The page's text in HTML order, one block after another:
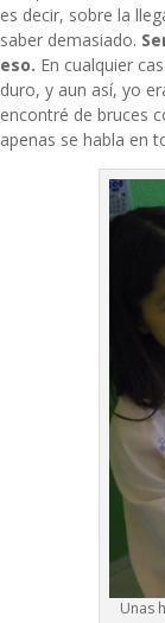
es decir, sobre la
saber demasiado.
eso. En cualquier
duro, y aun así, yo
encontré de bruces
apenas se habla en
Unas